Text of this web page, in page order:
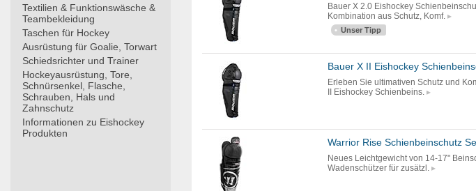
Textilien & Funktionswäsche &
Teambekleidung
Taschen für Hockey
Ausrüstung für Goalie, Torwart
Schiedsrichter und Trainer
Hockeyausrüstung, Tore,
Schnürsenkel, Flasche,
Schrauben, Hals und
Zahnschutz
Informationen zu Eishockey
Produkten
Bauer X 2.0 Eishockey
Kombination aus Schutz, Komf.
Unser Tipp
Bauer X II Eishockey
Erleben Sie ultimativen Schutz und
II Eishockey Schienbeins.
Warrior Rise Schienbeinschutz
Neues Leichtgewicht von 14-17"
Wadenschützer für zusätzl.